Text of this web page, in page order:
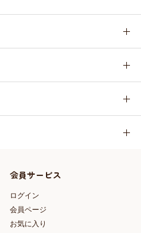
会員サービス
ログイン
会員ページ
お気に入り